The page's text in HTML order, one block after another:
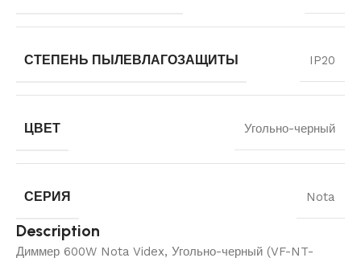
СТЕПЕНЬ ПЫЛЕВЛАГОЗАЩИТЫ IP20
ЦВЕТ Угольно-черный
СЕРИЯ Nota
Description
Диммер 600W Nota Videx, Угольно-черный (VF-NT-